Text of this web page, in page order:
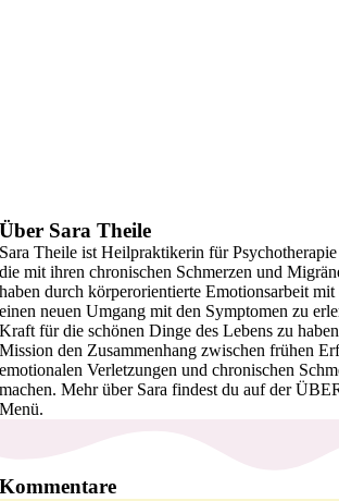
Über Sara Theile
Sara Theile ist Heilpraktikerin für
die mit ihren chronischen Schmerzen und
haben durch körperorientierte Emotionsarbeit
einen neuen Umgang mit den Symptomen zu
Kraft für die schönen Dinge des Lebens zu
Mission den Zusammenhang zwischen frühen
emotionalen Verletzungen und chronischen
machen. Mehr über Sara findest du auf der
Menü.
Kommentare